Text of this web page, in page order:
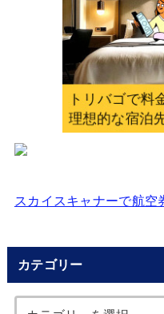
スカイスキャナーで航空
カテゴリー